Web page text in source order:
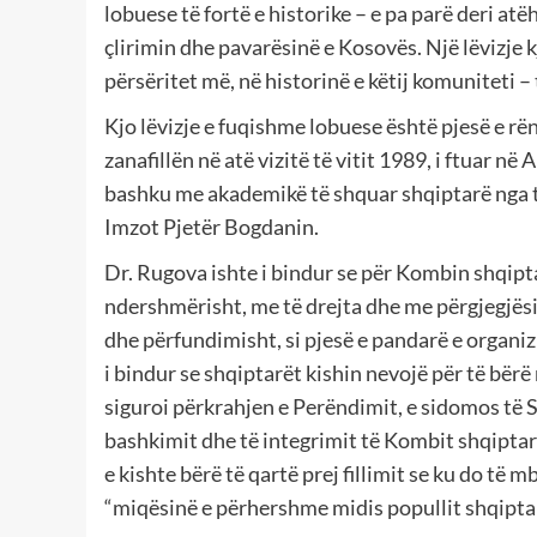
lobuese të fortë e historike – e pa parë deri
çlirimin dhe pavarësinë e Kosovës. Një lëvizje
përsëritet më, në historinë e këtij komuniteti –
Kjo lëvizje e fuqishme lobuese është pjesë e
zanafillën në atë vizitë të vitit 1989, i ftuar në
bashku me akademikë të shquar shqiptarë
Imzot Pjetër Bogdanin.
Dr. Rugova ishte i bindur se për Kombin
ndershmërisht, me të drejta dhe me
dhe përfundimisht, si pjesë e pandarë e
i bindur se shqiptarët kishin nevojë për të
siguroi përkrahjen e Perëndimit, e sidomos të
bashkimit dhe të integrimit të Kombit
e kishte bërë të qartë prej fillimit se ku do të
“miqësinë e përhershme midis popullit